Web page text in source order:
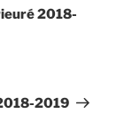
2018-
2019